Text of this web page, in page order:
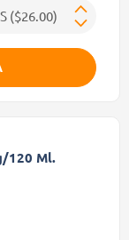
120 Ml.